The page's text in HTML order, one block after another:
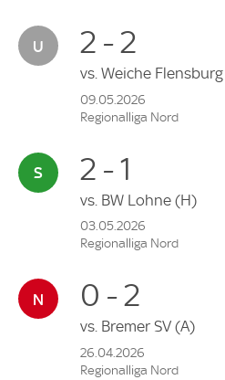
2 - 2
vs. Weiche Flensburg
09.05.2026
Regionalliga Nord
2 - 1
vs. BW Lohne (H)
03.05.2026
Regionalliga Nord
0 - 2
vs. Bremer SV (A)
26.04.2026
Regionalliga Nord